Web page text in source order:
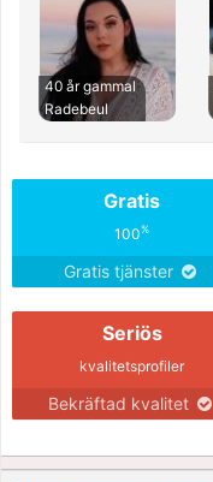
40 år gammal
Radebeul
Gratis
100%
Gratis tjänster
Seriös
kvalitetsprofiler
Bekräftad kvalitet